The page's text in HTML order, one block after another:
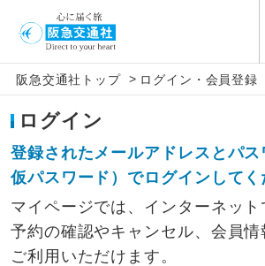
阪急交通社トップ > ログイン・会員登録
ログイン
登録されたメールアドレスとパ
仮パスワード）でログインしてく
マイページでは、インターネッ
予約の確認やキャンセル、会員
ご利用いただけます。